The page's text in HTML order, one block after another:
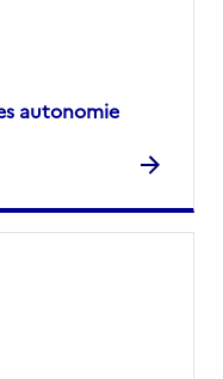
autonomie